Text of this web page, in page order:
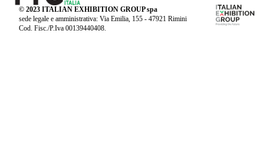
© 2023 ITALIAN EXHIBITION GROUP spa
sede legale e amministrativa: Via Emilia, 155 - 47921 Rimini
Cod. Fisc./P.Iva 00139440408.